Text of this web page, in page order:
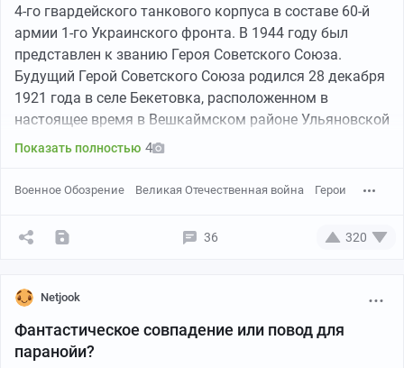
4-го гвардейского танкового корпуса в составе 60-й
армии 1-го Украинского фронта. В 1944 году был
представлен к званию Героя Советского Союза.
Будущий Герой Советского Союза родился 28 декабря
1921 года в селе Бекетовка, расположенном в
настоящее время в Вешкаймском районе Ульяновской
области в простой крестьянской семье, по
Степанович был отважным человеком, принимал
с двумя Георгиевскими крестами. В царской армии он
был прапорщиком, оканчивал Казанскую школу
физкультуры. Мать — Кошечкина Анисия Дмитриевна
Кошечкин появился на свет в многодетной семье: у
Показать полностью 4
Военное Обозрение Великая Отечественная война Герои
36 320
Netjook
Фантастическое совпадение или повод для
паранойи?